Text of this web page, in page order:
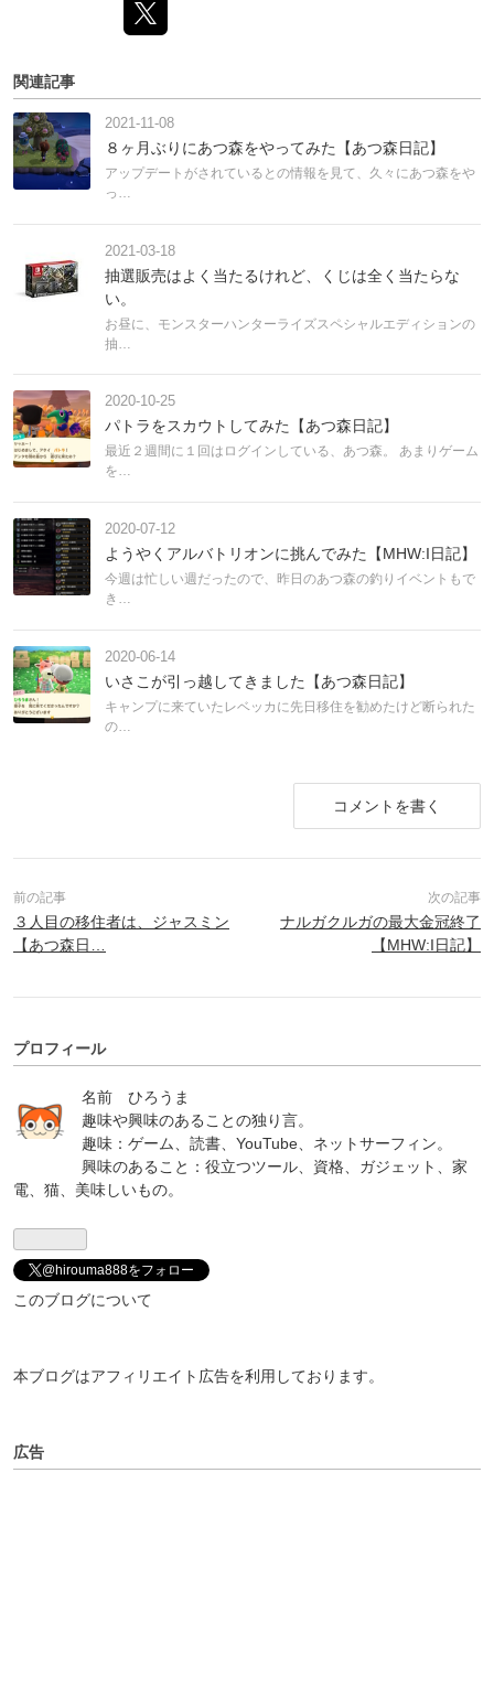
関連記事
2021-11-08
８ヶ月ぶりにあつ森をやってみた【あつ森日記】
アップデートがされているとの情報を見て、久々にあつ森をや
っ…
2021-03-18
抽選販売はよく当たるけれど、くじは全く当たらな
い。
お昼に、モンスターハンターライズスペシャルエディションの
抽…
2020-10-25
パトラをスカウトしてみた【あつ森日記】
最近２週間に１回はログインしている、あつ森。 あまりゲーム
を…
2020-07-12
ようやくアルバトリオンに挑んでみた【MHW:I日記】
今週は忙しい週だったので、昨日のあつ森の釣りイベントもで
き…
2020-06-14
いさこが引っ越してきました【あつ森日記】
キャンプに来ていたレベッカに先日移住を勧めたけど断られた
の…
コメントを書く
３人目の移住者は、ジャスミン
【あつ森日…
ナルガクルガの最大金冠終了
【MHW:I日記】
プロフィール
名前 ひろうま
趣味や興味のあることの独り言。
趣味：ゲーム、読書、YouTube、ネットサーフィン。
興味のあること：役立つツール、資格、ガジェット、家
電、猫、美味しいもの。
@hirouma888をフォロー
このブログについて
本ブログはアフィリエイト広告を利用しております。
広告